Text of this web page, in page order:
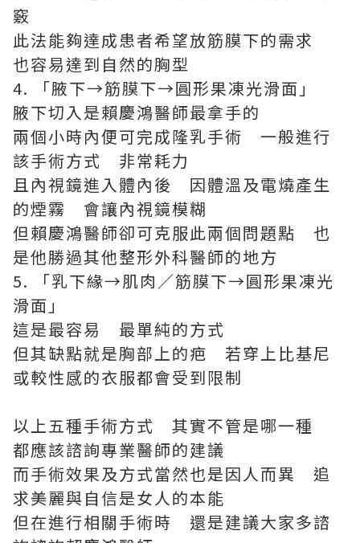
竅
此法能夠達成患者希望放筋膜下的需求
也容易達到自然的胸型
4. 「腋下→筋膜下→圓形果凍光滑面」
腋下切入是賴慶鴻醫師最拿手的
兩個小時內便可完成隆乳手術 一般進行
該手術方式 非常耗力
且內視鏡進入體內後 因體溫及電燒產生
的煙霧 會讓內視鏡模糊
但賴慶鴻醫師卻可克服此兩個問題點 也
是他勝過其他整形外科醫師的地方
5. 「乳下緣→肌肉／筋膜下→圓形果凍光
滑面」
這是最容易 最單純的方式
但其缺點就是胸部上的疤 若穿上比基尼
或較性感的衣服都會受到限制
以上五種手術方式 其實不管是哪一種
都應該諮詢專業醫師的建議
而手術效果及方式當然也是因人而異 追
求美麗與自信是女人的本能
但在進行相關手術時 還是建議大家多諮